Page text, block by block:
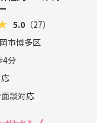
グ・DIY・手芸・お菓
話なども好感を持たれ
大切なのは、好きな
ん作ること。日々の生
ろんなことに興味をも
なれるように努力する
しょうか？そうする
身の生活を楽しめる
思われるので、うな
）ホームページ http
当相談
婚活を応援していま
あるよ。人生が豊か
びが何倍にもなるよ。
ちでいっぱいです。
は親のためにするもの
ん。自分が幸せになり
するものです。自分の
活するのは、どんな
でしょう！だって、
ここで、ご自分のレ
か振り返ってみては
うか？例えば、LINEの
既読スルーなどはもっ
。時間がないのなら、L
ことです。開いたら、
即レスというようで
スが基本ですよ。か
ために結婚相談所の
るわけではありませ
を振り返り、私たちが
縁を大切にして、全力
せていただいてきたこ
たようで嬉しく思いま
な賞をいただけたの
ストパートナーを応
っている方々、私たち
5.0 （27）
市博多区
4分
談対応